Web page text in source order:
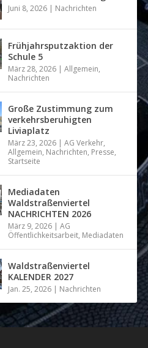
Juni 8, 2026 | Nachrichten
Frühjahrsputzaktion der
Schule 5
März 28, 2026 |Allgemein,
Nachrichten
Große Zustimmung zum
verkehrsberuhigten
Liviaplatz
März 23, 2026 |AG Verkehr,
Allgemein, Nachrichten, Presse,
Startseite
Mediadaten
Waldstraßenviertel
NACHRICHTEN 2026
März 9, 2026 |AG
Öffentlichkeitsarbeit, Mediadaten
Waldstraßenviertel
KALENDER 2027
Jan. 25, 2026 | Nachrichten